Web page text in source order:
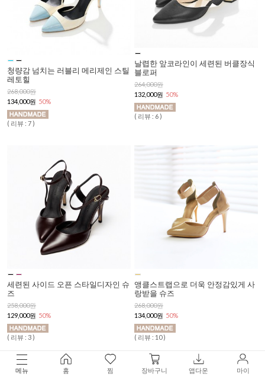
청량감 넘치는 러블리 메리제인 스틸
레토힐
268,000원
134,000원 50%
( 리뷰 : 7 )
날렵한 앞코라인이 세련된 버클장식
블로퍼
264,000원
132,000원 50%
( 리뷰 : 6 )
세련된 사이드 오픈 스타일디자인 슈
즈
258,000원
129,000원 50%
( 리뷰 : 3 )
앵클스트랩으로 더욱 안정감있게 사
랑받을 슈즈
268,000원
134,000원 50%
( 리뷰 : 10 )
메뉴 홈 찜 장바구니 앱다운 마이